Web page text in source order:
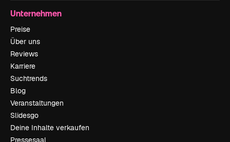
Unternehmen
Preise
Über uns
Reviews
Karriere
Suchtrends
Blog
Veranstaltungen
Slidesgo
Deine Inhalte verkaufen
Pressesaal